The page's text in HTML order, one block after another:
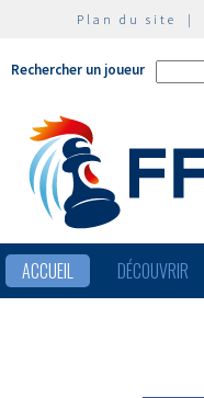
Plan du site |
Rechercher un joueur
ACCUEIL DÉCOUVRIR